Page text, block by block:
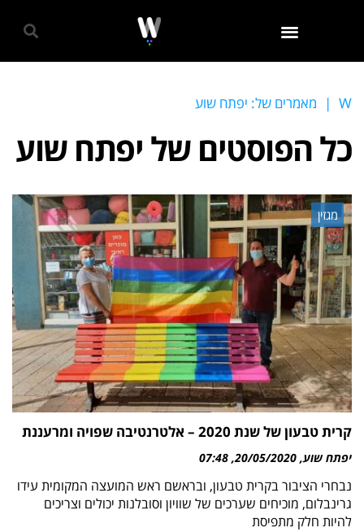
W
| מאמרים של: יפתח שוע
כל הפוסטים של יפתח שוע
מגזין
קרית טבעון של שנת 2020 – אלטרנטיבה שפויה ומרעננת
יפתח שוע 20/05/2020
07:48
נבחרי הציבור בקרית טבעון, ובראשם ראש המועצה המקומית עידו
גרינבלום, מוכיחים שערכים של שוויון וסובלנות יכולים וצריכים
להיות חלק מתפיסת